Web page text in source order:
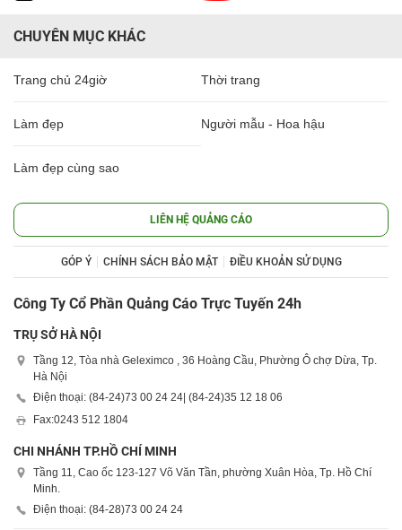
CHUYÊN MỤC KHÁC
Trang chủ 24giờ Thời trang
Làm đẹp Người mẫu - Hoa hậu
Làm đẹp cùng sao
LIÊN HỆ QUẢNG CÁO
GÓP Ý CHÍNH SÁCH BẢO MẬT ĐIỀU KHOẢN SỬ DỤNG
Công Ty Cổ Phần Quảng Cáo Trực Tuyến 24h
TRỤ SỞ HÀ NỘI
Tầng 12, Tòa nhà Geleximco , 36 Hoàng Cầu, Phường Ô chợ Dừa, Tp.
Hà Nội
Điện thoại: (84-24)73 00 24 24| (84-24)35 12 18 06
Fax:0243 512 1804
CHI NHÁNH TP.HỒ CHÍ MINH
Tầng 11, Cao ốc 123-127 Võ Văn Tần, phường Xuân Hòa, Tp. Hồ Chí
Minh.
Điện thoại: (84-28)73 00 24 24